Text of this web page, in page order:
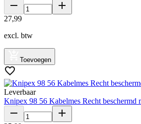
27,99
excl. btw
Toevoegen
Leverbaar
Knipex 98 56 Kabelmes Recht beschermd